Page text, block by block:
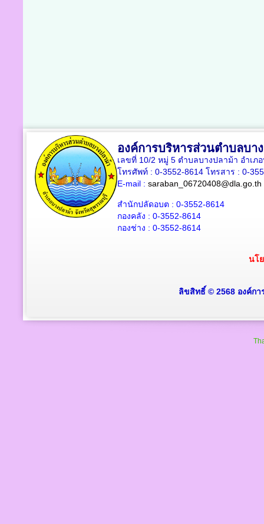
องค์การบริหารส่วนตำบลบา
เลขที่ 10/2 หมู่ 5 ตำบลบางปลาม้า อำเ
โทรศัพท์ : 0-3552-8614 โทรสาร : 0-
E-mail : saraban_06720408@dla.go.th
สำนักปลัดอบต : 0-3552-8614
กองคลัง : 0-3552-8614
กองช่าง : 0-3552-8614
นโ
ลิขสิทธิ์ © 2568 องค์ก